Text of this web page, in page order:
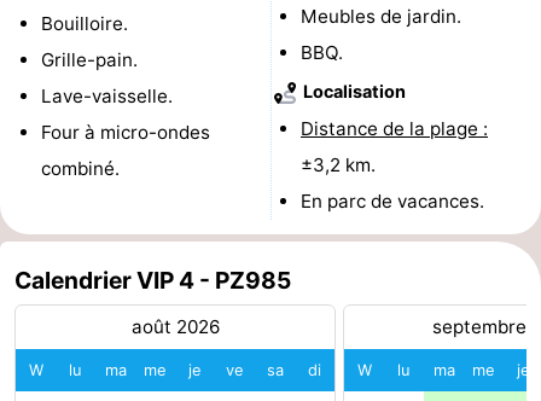
vue
Croisières
-
Terrains
jeux
intérieures
Parcours
de
Centres
de
Villages
Bouilloire.
Grille-pain.
Lave-vaisselle.
Four à micro-ondes
combiné.
Meubles de jardin.
BBQ.
Localisation
Distance de la plage :
±3,2 km.
En parc de vacances.
Calendrier VIP 4 - PZ985
août 2026
W lu ma me je ve sa di
septembre
W lu ma me je